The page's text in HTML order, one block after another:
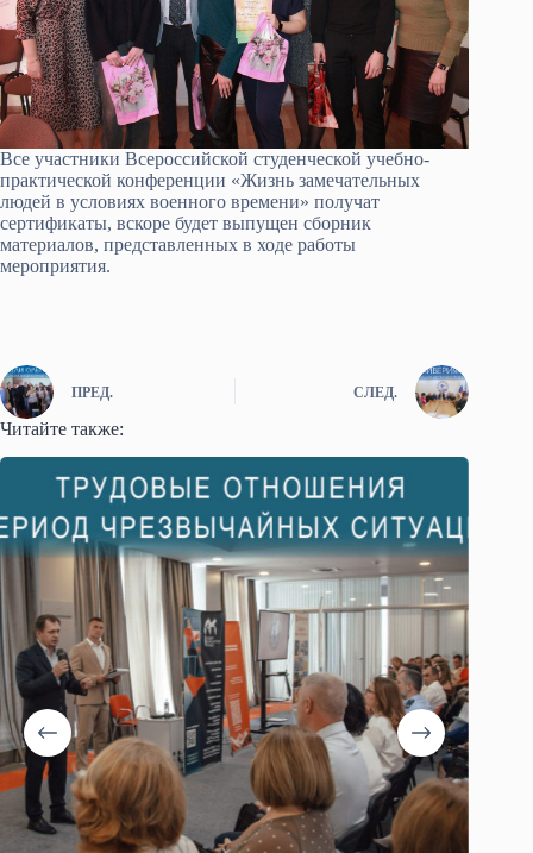
Все участники Всероссийской студенческой учебно-
практической конференции «Жизнь замечательных
людей в условиях военного времени» получат
сертификаты, вскоре будет выпущен сборник
материалов, представленных в ходе работы
мероприятия.
ПРЕД. СЛЕД.
Читайте также: